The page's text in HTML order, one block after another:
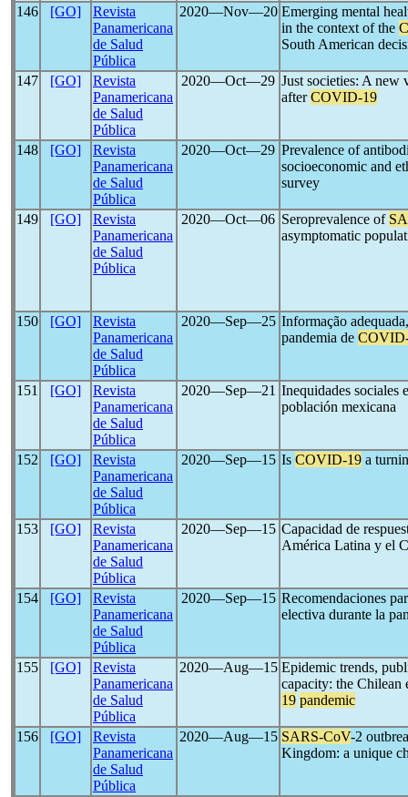
146 [GO]
Revista
Panamericana
de Salud
Pública
2020―Nov―20 Emerging mental
in the context of the
South American
147 [GO]
Revista
Panamericana
de Salud
Pública
2020―Oct―29 Just societies: A new
afterCOVID-19
148 [GO]
Revista
Panamericana
de Salud
Pública
2020―Oct―29 Prevalence of
socioeconomic and
survey
149 [GO]
Revista
Panamericana
de Salud
Pública
2020―Oct―06 Seroprevalence of
asymptomatic
150 [GO]
Revista
Panamericana
de Salud
Pública
2020―Sep―25 Informação
pandemia de
151 [GO]
Revista
Panamericana
de Salud
Pública
2020―Sep―21 Inequidades sociales
población mexicana
152 [GO]
Revista
Panamericana
de Salud
Pública
2020―Sep―15 Is COVID-19 a
153 [GO]
Revista
Panamericana
de Salud
Pública
2020―Sep―15 Capacidad de
América Latina y el
154 [GO]
Revista
Panamericana
de Salud
Pública
2020―Sep―15 Recomendaciones
electiva durante la
155 [GO]
Revista
Panamericana
de Salud
Pública
2020―Aug―15 Epidemic trends,
capacity: the
19 pandemic
156 [GO]
Revista
Panamericana
de Salud
Pública
2020―Aug―15 SARS-CoV-2
Kingdom: a unique